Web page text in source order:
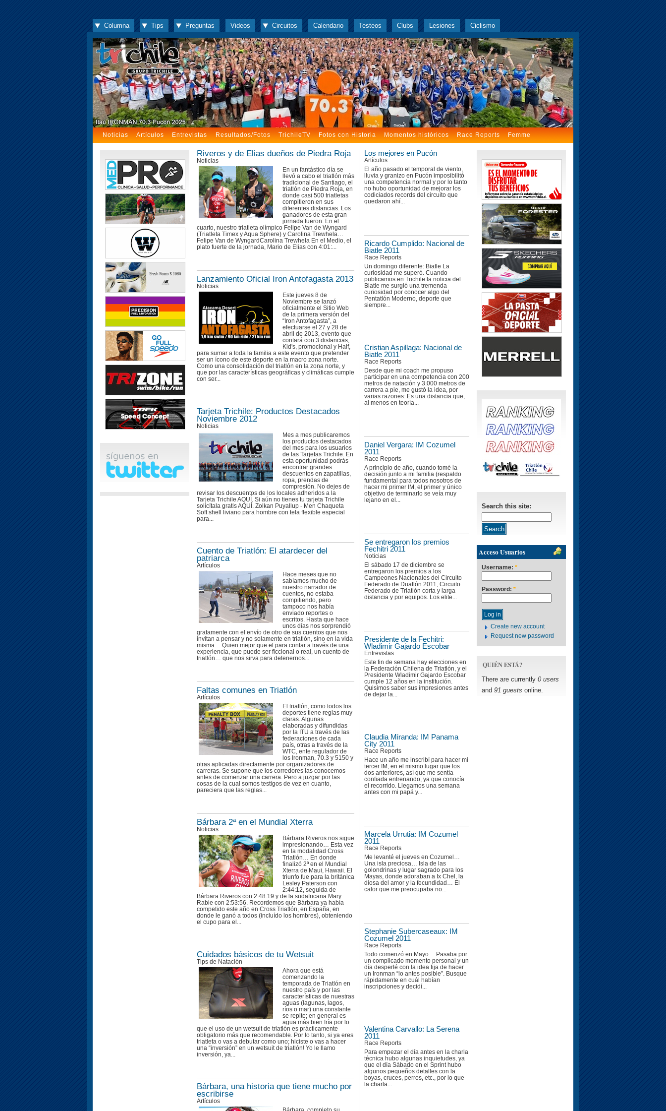
Columna Tips Preguntas Videos Circuitos Calendario Testeos Clubs Lesiones Ciclismo
Noticias Artículos Entrevistas Resultados/Fotos TrichileTV Fotos con Historia Momentos históricos Race Reports Femme
Los mejores en Pucón
Artículos
El año pasado el temporal de viento,
lluvia y granizo en Pucón imposibilitó
una competencia normal y por lo tanto
no hubo oportunidad de mejorar los
codiciados records del circuito que
quedaron ahí...
Ricardo Cumplido: Nacional de
Biatle 2011
Race Reports
Un domingo diferente: Biatle La
curiosidad me superó. Cuando
publicamos en Trichile la noticia del
Biatle me surgió una tremenda
curiosidad por conocer algo del
Pentatlón Moderno, deporte que
siempre...
Cristian Aspillaga: Nacional de
Biatle 2011
Race Reports
Desde que mi coach me propuso
participar en una competencia con 200
metros de natación y 3.000 metros de
carrera a pie, me gustó la idea, por
varias razones: Es una distancia que,
al menos en teoría...
Daniel Vergara: IM Cozumel
2011
Race Reports
A principio de año, cuando tomé la
decisión junto a mi familia (respaldo
fundamental para todos nosotros de
hacer mi primer IM, el primer y único
objetivo de terminarlo se veía muy
lejano en el...
Se entregaron los premios
Fechitri 2011
Noticias
El sábado 17 de diciembre se
entregaron los premios a los
Campeones Nacionales del Circuito
Federado de Duatlón 2011, Circuito
Federado de Triatlón corta y larga
distancia y por equipos. Los elite...
Presidente de la Fechitri:
Wladimir Gajardo Escobar
Entrevistas
Este fin de semana hay elecciones en
la Federación Chilena de Triatlón, y el
Presidente Wladimir Gajardo Escobar
cumple 12 años en la institución.
Quisimos saber sus impresiones antes
de dejar la...
Claudia Miranda: IM Panama
City 2011
Race Reports
Hace un año me inscribí para hacer mi
tercer IM, en el mismo lugar que los
dos anteriores, así que me sentía
confiada entrenando, ya que conocía
el recorrido. Llegamos una semana
antes con mi papá y...
Marcela Urrutia: IM Cozumel
2011
Race Reports
Me levanté el jueves en Cozumel…
Una isla preciosa… Isla de las
golondrinas y lugar sagrado para los
Mayas, donde adoraban a Ix Chel, la
diosa del amor y la fecundidad… El
calor que me preocupaba no...
Stephanie Subercaseaux: IM
Cozumel 2011
Race Reports
Todo comenzó en Mayo… Pasaba por
un complicado momento personal y un
día desperté con la idea fija de hacer
un Ironman “lo antes posible”. Busque
rápidamente en cuál habían
inscripciones y decidí...
Valentina Carvallo: La Serena
2011
Race Reports
Para empezar el día antes en la charla
técnica hubo algunas inquietudes, ya
que el día Sábado en el Sprint hubo
algunos pequeños detalles con la
boyas, cruces, perros, etc., por lo que
la charla...
Riveros y de Elias dueños de Piedra Roja
Noticias
En un fantástico día se
llevó a cabo el triatlón más
tradicional de Santiago, el
triatlón de Piedra Roja, en
donde casi 500 triatletas
compitieron en sus
diferentes distancias. Los
ganadores de esta gran
jornada fueron: En el
cuarto, nuestro triatleta olímpico Felipe Van de Wyngard
(Triatleta Timex y Aqua Sphere) y Carolina Trewhela…
Felipe Van de WyngardCarolina Trewhela En el Medio, el
plato fuerte de la jornada, Mario de Elias con 4:01:...
Lanzamiento Oficial Iron Antofagasta 2013
Noticias
Este jueves 8 de
Noviembre se lanzó
oficialmente el Sitio Web
de la primera versión del
“Iron Antofagasta”, a
efectuarse el 27 y 28 de
abril de 2013, evento que
contará con 3 distancias,
Kid's, promocional y Half,
para sumar a toda la familia a este evento que pretender
ser un ícono de este deporte en la macro zona norte.
Como una consolidación del triatlón en la zona norte, y
que por las características geográficas y climáticas cumple
con ser...
Tarjeta Trichile: Productos Destacados
Noviembre 2012
Noticias
Mes a mes publicaremos
los productos destacados
del mes para los usuarios
de las Tarjetas Trichile. En
esta oportunidad podrás
encontrar grandes
descuentos en zapatillas,
ropa, prendas de
compresión. No dejes de
revisar los descuentos de los locales adheridos a la
Tarjeta Trichile AQUÍ. Si aún no tienes tu tarjeta Trichile
solicítala gratis AQUÍ. Zolkan Puyallup - Men Chaqueta
Soft shell liviano para hombre con tela flexible especial
para...
Cuento de Triatlón: El atardecer del
patriarca
Artículos
Hace meses que no
sabíamos mucho de
nuestro narrador de
cuentos, no estaba
compitiendo, pero
tampoco nos había
enviado reportes o
escritos. Hasta que hace
unos días nos sorprendió
gratamente con el envío de otro de sus cuentos que nos
invitan a pensar y no solamente en triatlón, sino en la vida
misma… Quien mejor que el para contar a través de una
experiencia, que puede ser ficcional o real, un cuento de
triatlón… que nos sirva para detenernos...
Faltas comunes en Triatlón
Artículos
El triatlón, como todos los
deportes tiene reglas muy
claras. Algunas
elaboradas y difundidas
por la ITU a través de las
federaciones de cada
país, otras a través de la
WTC, ente regulador de
los Ironman, 70.3 y 5150 y
otras aplicadas directamente por organizadores de
carreras. Se supone que los corredores las conocemos
antes de comenzar una carrera. Pero a juzgar por las
cosas de la cual somos testigos de vez en cuanto,
pareciera que las reglas...
Bárbara 2ª en el Mundial Xterra
Noticias
Bárbara Riveros nos sigue
impresionando… Esta vez
en la modalidad Cross
Triatlón… En donde
finalizó 2ª en el Mundial
Xterra de Maui, Hawaii. El
triunfo fue para la británica
Lesley Paterson con
2:44:12, seguida de
Bárbara Riveros con 2:48:19 y de la sudafricana Mary
Rabie con 2:53:56. Recordemos que Bárbara ya había
competido este año en Cross Triatlón, en España, en
donde le ganó a todos (incluído los hombres), obteniendo
el cupo para el...
Cuidados básicos de tu Wetsuit
Tips de Natación
Ahora que está
comenzando la
temporada de Triatlón en
nuestro país y por las
características de nuestras
aguas (lagunas, lagos,
ríos o mar) una constante
se repite; en general es
agua más bien fría por lo
que el uso de un wetsuit de triatlón es prácticamente
obligatorio más que recomendable. Por lo tanto, si ya eres
triatleta o vas a debutar como uno; hiciste o vas a hacer
una “inversión” en un wetsuit de triatlón! Yo le llamo
inversión, ya...
Bárbara, una historia que tiene mucho por
escribirse
Artículos
Search this site:
Acceso Usuarios
Username: *
Password: *
Create new account
Request new password
QUIÉN ESTÁ?
There are currently 0 users
and 91 guests online.